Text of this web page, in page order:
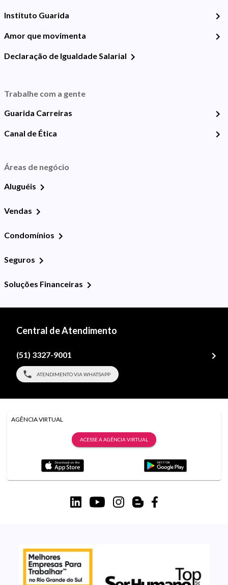
Instituto Guarida
Amor que movimenta
Declaração de Igualdade Salarial
Trabalhe com a gente
Guarida Carreiras
Canal de Ética
Áreas de negócio
Aluguéis
Vendas
Condomínios
Seguros
Soluções Financeiras
Central de Atendimento
(51) 3327-9001
ATENDIMENTO VIA WHATSAPP
AGÊNCIA VIRTUAL
ACESSE A AGÊNCIA VIRTUAL